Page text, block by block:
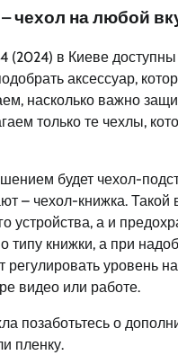
чехол на любой
(2024) в Киеве
аксессуар,
насколько важно
только те чехлы,
будет чехол-
– чехол-книжка. Такой
устройства, а и
типу книжки, а при
регулировать уровень
видео или работе.
позаботьтесь о
пленку.